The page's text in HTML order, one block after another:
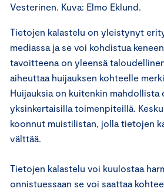
Vesterinen. Kuva: Elmo Eklund.
Tietojen kalastelu on yleistynyt
mediassa ja se voi kohdistua
tavoitteena on yleensä
aiheuttaa huijauksen kohteelle
Huijauksia on kuitenkin mahdollista
yksinkertaisilla toimenpiteillä.
koonnut muistilistan, jolla tietojen
välttää.
Tietojen kalastelu voi kuulostaa
onnistuessaan se voi saattaa